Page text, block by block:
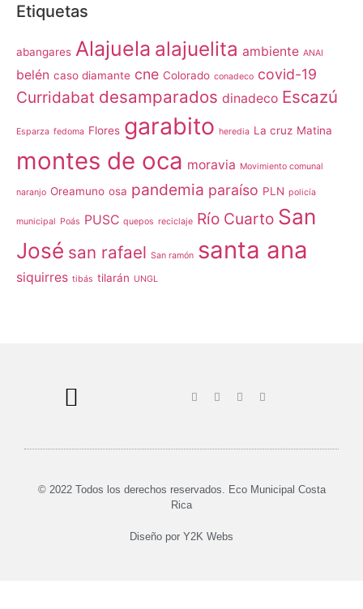
Etiquetas
abangares Alajuela alajuelita ambiente ANAI
belén caso diamante cne Colorado conadeco covid-19
Curridabat desamparados dinadeco Escazú
Esparza fedoma Flores garabito heredia La cruz Matina
montes de oca moravia Movimiento comunal
naranjo Oreamuno osa pandemia paraíso PLN policía
municipal Poás PUSC quepos reciclaje Río Cuarto San
José san rafael San ramón santa ana
siquirres tibás tilarán UNGL
© 2022 Todos los derechos reservados. Eco Municipal Costa
Rica
Diseño por Y2K Webs